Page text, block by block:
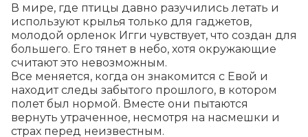
В мире, где птицы давно разучились летать и
используют крылья только для гаджетов,
молодой орленок Игги чувствует, что создан для
большего. Его тянет в небо, хотя окружающие
считают это невозможным.
Все меняется, когда он знакомится с Евой и
находит следы забытого прошлого, в котором
полет был нормой. Вместе они пытаются
вернуть утраченное, несмотря на насмешки и
страх перед неизвестным.